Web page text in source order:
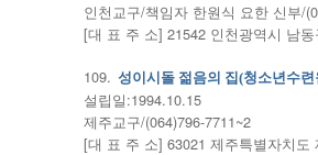
인천교구/책임자 한원식 요한 신부/
[대 표 주 소] 21542 인천광역시 남
109. 성이시돌 젊음의 집(청소년수련
설립일:1994.10.15
제주교구/(064)796-7711~2
[대 표 주 소] 63021 제주특별자치도